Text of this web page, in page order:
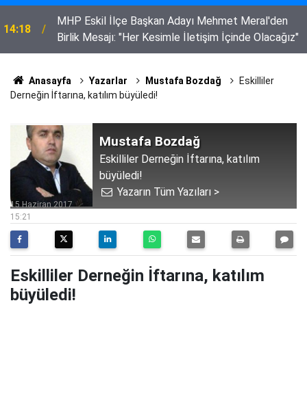
14:18
MHP Eskil İlçe Başkan Adayı Mehmet Meral'den
Birlik Mesajı: "Her Kesimle İletişim İçinde Olacağız"
Anasayfa Yazarlar Mustafa Bozdağ
Eskilliler
Derneğin İftarına, katılım büyüledi!
Mustafa Bozdağ
Eskilliler Derneğin İftarına, katılım
büyüledi!
Yazarın Tüm Yazıları >
15:21
15 Haziran 2017
Eskilliler Derneğin İftarına, katılım
büyüledi!